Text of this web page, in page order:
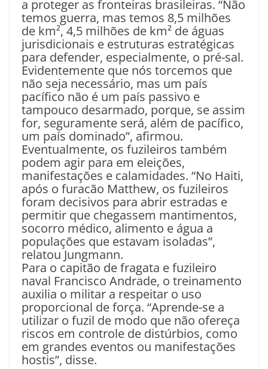
a proteger as fronteiras brasileiras. “Não
temos guerra, mas temos 8,5 milhões
de km², 4,5 milhões de km² de águas
jurisdicionais e estruturas estratégicas
para defender, especialmente, o pré-sal.
Evidentemente que nós torcemos que
não seja necessário, mas um país
pacífico não é um país passivo e
tampouco desarmado, porque, se assim
for, seguramente será, além de pacífico,
um país dominado”, afirmou.
Eventualmente, os fuzileiros também
podem agir para em eleições,
manifestações e calamidades. “No Haiti,
após o furacão Matthew, os fuzileiros
foram decisivos para abrir estradas e
permitir que chegassem mantimentos,
socorro médico, alimento e água a
populações que estavam isoladas”,
relatou Jungmann.
Para o capitão de fragata e fuzileiro
naval Francisco Andrade, o treinamento
auxilia o militar a respeitar o uso
proporcional de força. “Aprende-se a
utilizar o fuzil de modo que não ofereça
riscos em controle de distúrbios, como
em grandes eventos ou manifestações
hostis”, disse.